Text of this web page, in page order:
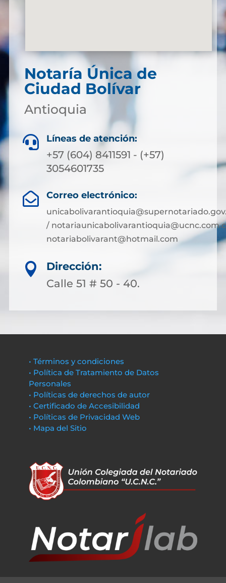
Notaría Única de
Ciudad Bolívar
Antioquia
 Líneas de atención:
+57 (604) 8411591 - (+57)
3054601735
 Correo electrónico:
/
notariabolivarant@hotmail.com

Dirección:
Calle 51 # 50 - 40.
• Términos y condiciones
• Política de Tratamiento de Datos
Personales
• Políticas de derechos de autor
• Certificado de Accesibilidad
• Políticas de Privacidad Web
• Mapa del Sitio